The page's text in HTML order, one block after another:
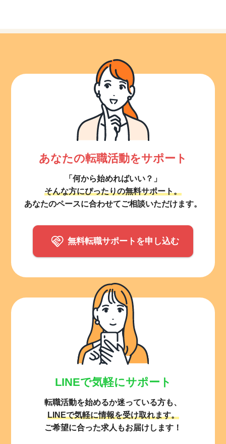
あなたの転職活動をサポート
「何から始めればいい？」
そんな方にぴったりの無料サポート。
あなたのペースに合わせてご相談いただけます。
無料転職サポートを申し込む
LINEで気軽にサポート
転職活動を始めるか迷っている方も、
LINEで気軽に情報を受け取れます。
ご希望に合った求人もお届けします！